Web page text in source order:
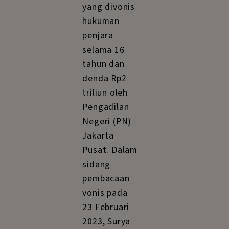
yang divonis
hukuman
penjara
selama 16
tahun dan
denda Rp2
triliun oleh
Pengadilan
Negeri (PN)
Jakarta
Pusat. Dalam
sidang
pembacaan
vonis pada
23 Februari
2023, Surya